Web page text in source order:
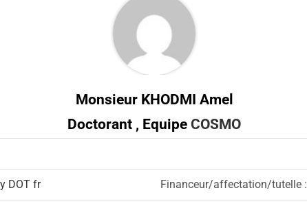
Monsieur KHODMI Amel
Doctorant , Equipe COSMO
DOT fr Financeur/affectation/tutelle :